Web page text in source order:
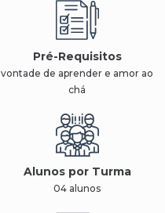
Pré-Requisitos
vontade de aprender e amor ao
chá
Alunos por Turma
04 alunos